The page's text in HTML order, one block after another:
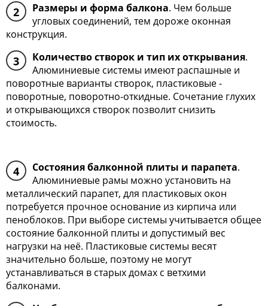
2 Размеры и форма балкона. Чем больше
угловых соединений, тем дороже оконная
конструкция.
3 Количество створок и тип их открывания.
Алюминиевые системы имеют распашные и
поворотные варианты створок, пластиковые -
поворотные, поворотно-откидные. Сочетание глухих
и открывающихся створок позволит снизить
стоимость.
4 Состояния балконной плиты и парапета.
Алюминиевые рамы можно установить на
металлический парапет, для пластиковых окон
потребуется прочное основание из кирпича или
пеноблоков. При выборе системы учитывается общее
состояние балконной плиты и допустимый вес
нагрузки на неё. Пластиковые системы весят
значительно больше, поэтому не могут
устанавливаться в старых домах с ветхими
балконами.